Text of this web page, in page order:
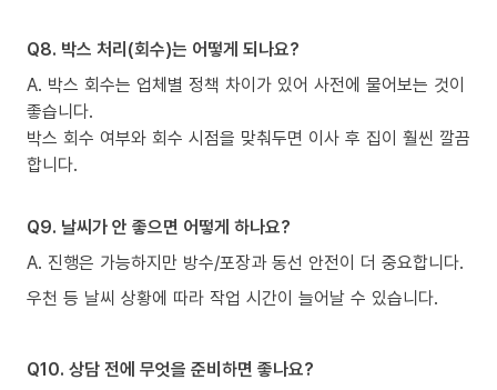
Q8. 박스 처리(회수)는 어떻게 되나요?
A. 박스 회수는 업체별 정책 차이가 있어 사전에 물어보는 것이
좋습니다.
박스 회수 여부와 회수 시점을 맞춰두면 이사 후 집이 훨씬 깔끔
합니다.
Q9. 날씨가 안 좋으면 어떻게 하나요?
A. 진행은 가능하지만 방수/포장과 동선 안전이 더 중요합니다.
우천 등 날씨 상황에 따라 작업 시간이 늘어날 수 있습니다.
Q10. 상담 전에 무엇을 준비하면 좋나요?